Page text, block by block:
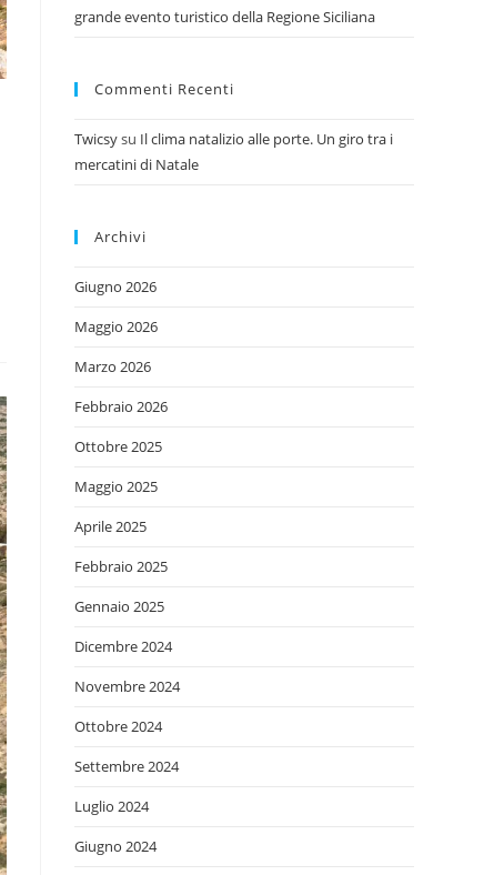
grande evento turistico della Regione Siciliana
Commenti Recenti
Twicsysu Il clima natalizio alle porte. Un giro tra i
mercatini di Natale
Archivi
Giugno 2026
Maggio 2026
Marzo 2026
Febbraio 2026
Ottobre 2025
Maggio 2025
Aprile 2025
Febbraio 2025
Gennaio 2025
Dicembre 2024
Novembre 2024
Ottobre 2024
Settembre 2024
Luglio 2024
Giugno 2024